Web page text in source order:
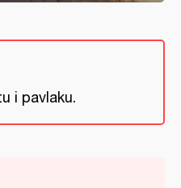
i pavlaku.